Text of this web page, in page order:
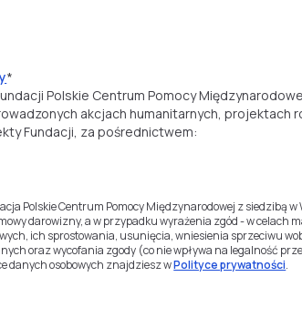
*
Polskie Centrum Pomocy
akcjach humanitarnych, projektach
Fundacji, za pośrednictwem:
Polskie Centrum Pomocy Międzynarodowej z siedzibą w
darowizny, a w przypadku wyrażenia zgód - w celach
ich sprostowania, usunięcia, wniesienia sprzeciwu
oraz wycofania zgody (co nie wpływa na legalność
danych osobowych znajdziesz wPolityce prywatności.